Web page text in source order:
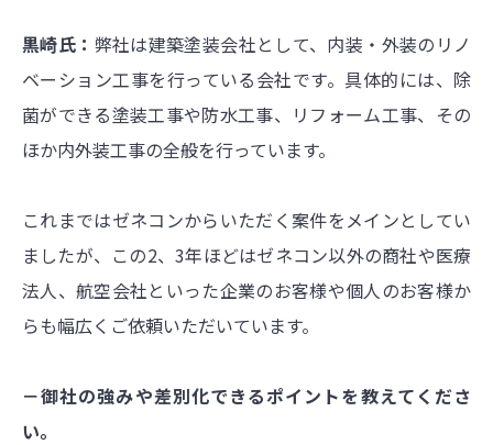
黒崎氏： 弊社は建築塗装会社として、内装・外装のリノ
ベーション工事を行っている会社です。具体的には、除
菌ができる塗装工事や防水工事、リフォーム工事、その
ほか内外装工事の全般を行っています。
これまではゼネコンからいただく案件をメインとしてい
ましたが、この2、3年ほどはゼネコン以外の商社や医療
法人、航空会社といった企業のお客様や個人のお客様か
らも幅広くご依頼いただいています。
－御社の強みや差別化できるポイントを教えてくださ
い。